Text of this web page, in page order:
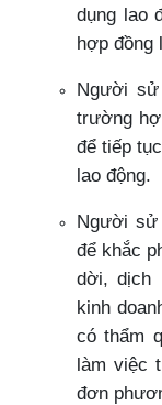
dụng lao
hợp đồng
Người sử
trường
để tiếp
lao động.
Người sử
để khắc
dời, dịch
kinh
có thẩm
làm việc
đơn